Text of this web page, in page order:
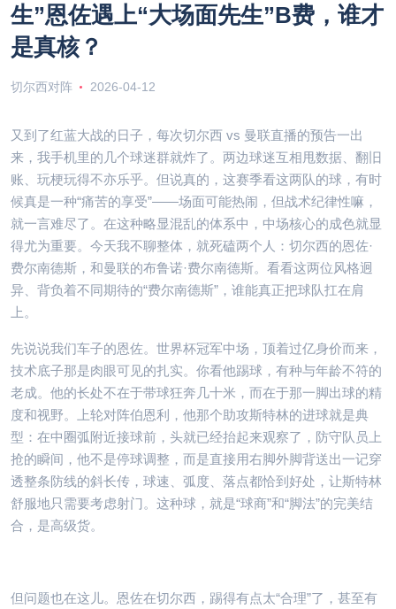
生”恩佐遇上“大场面先生”B费，谁才
是真核？
切尔西对阵 2026-04-12
又到了红蓝大战的日子，每次切尔西 vs 曼联直播的预告一出
来，我手机里的几个球迷群就炸了。两边球迷互相甩数据、翻旧
账、玩梗玩得不亦乐乎。但说真的，这赛季看这两队的球，有时
候真是一种“痛苦的享受”——场面可能热闹，但战术纪律性嘛，
就一言难尽了。在这种略显混乱的体系中，中场核心的成色就显
得尤为重要。今天我不聊整体，就死磕两个人：切尔西的恩佐·
费尔南德斯，和曼联的布鲁诺·费尔南德斯。看看这两位风格迥
异、背负着不同期待的“费尔南德斯”，谁能真正把球队扛在肩
上。
先说说我们车子的恩佐。世界杯冠军中场，顶着过亿身价而来，
技术底子那是肉眼可见的扎实。你看他踢球，有种与年龄不符的
老成。他的长处不在于带球狂奔几十米，而在于那一脚出球的精
度和视野。上轮对阵伯恩利，他那个助攻斯特林的进球就是典
型：在中圈弧附近接球前，头就已经抬起来观察了，防守队员上
抢的瞬间，他不是停球调整，而是直接用右脚外脚背送出一记穿
透整条防线的斜长传，球速、弧度、落点都恰到好处，让斯特林
舒服地只需要考虑射门。这种球，就是“球商”和“脚法”的完美结
合，是高级货。
但问题也在这儿。恩佐在切尔西，踢得有点太“合理”了，甚至有